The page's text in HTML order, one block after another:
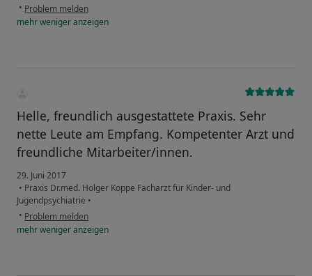
• Problem melden
mehrwenigeranzeigen
Helle, freundlich ausgestattete Praxis. Sehr
nette Leute am Empfang. Kompetenter Arzt und
freundliche Mitarbeiter/innen.
29. Juni 2017
• Praxis Dr.med. Holger Koppe Facharzt für Kinder- und
Jugendpsychiatrie •
• Problem melden
mehrwenigeranzeigen